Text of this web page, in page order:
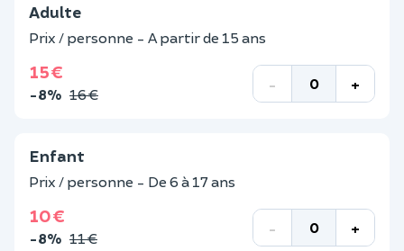
Adulte
Prix / personne - A partir de 15 ans
15 €
-8% 16 €
- +
Enfant
Prix / personne - De 6 à 17 ans
10 €
-8% 11 €
- +